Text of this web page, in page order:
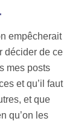
empêcherait
décider de ce
mes posts
et qu’il faut
et que
qu’on les